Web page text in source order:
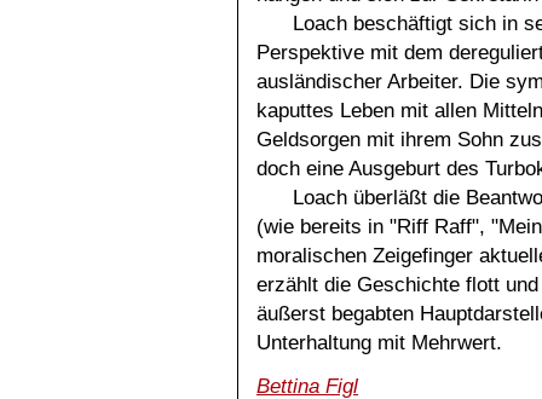
Loach beschäftigt sich in
Perspektive mit dem
ausländischer Arbeiter. Die
kaputtes Leben mit allen
Geldsorgen mit ihrem Sohn
doch eine Ausgeburt des
Loach überläßt die
(wie bereits in "Riff Raff",
moralischen Zeigefinger
erzählt die Geschichte flott
äußerst begabten
Unterhaltung mit Mehrwert.
Bettina Figl